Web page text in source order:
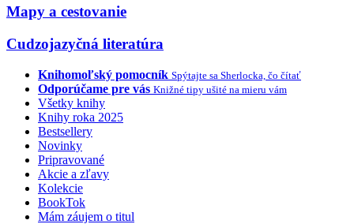
Mapy a cestovanie
Cudzojazyčná literatúra
Knihomoľský pomocník Spýtajte sa Sherlocka, čo čítať
Odporúčame pre vás Knižné tipy ušité na mieru vám
Všetky knihy
Knihy roka 2025
Bestsellery
Novinky
Pripravované
Akcie a zľavy
Kolekcie
BookTok
Mám záujem o titul